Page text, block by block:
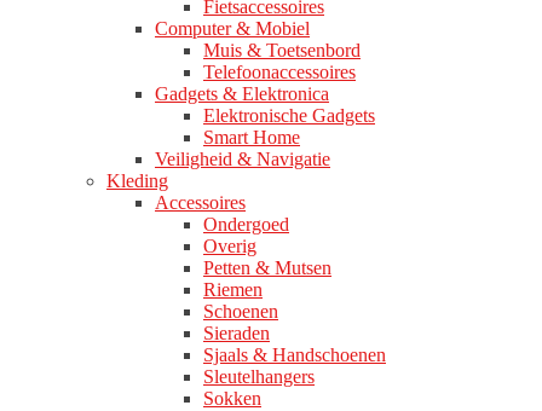
Fietsaccessoires
Computer & Mobiel
Muis & Toetsenbord
Telefoonaccessoires
Gadgets & Elektronica
Elektronische Gadgets
Smart Home
Veiligheid & Navigatie
Kleding
Accessoires
Ondergoed
Overig
Petten & Mutsen
Riemen
Schoenen
Sieraden
Sjaals & Handschoenen
Sleutelhangers
Sokken